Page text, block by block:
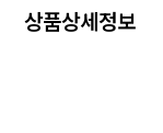
상품상세정보